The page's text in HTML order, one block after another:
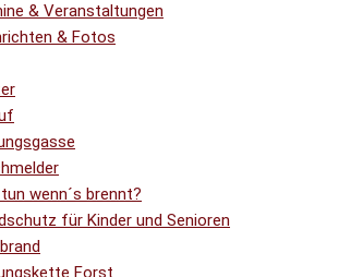
& Veranstaltungen
& Fotos
wenn´s brennt?
für Kinder und Senioren
Forst